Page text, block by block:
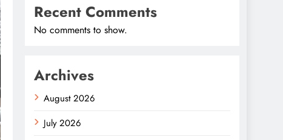
Recent Comments
No comments to show.
Archives
August 2026
July 2026